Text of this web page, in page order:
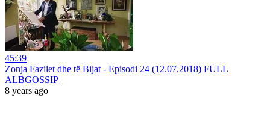
45:39
Zonja Fazilet dhe të Bijat - Episodi 24 (12.07.2018) FULL
ALBGOSSIP
8 years ago